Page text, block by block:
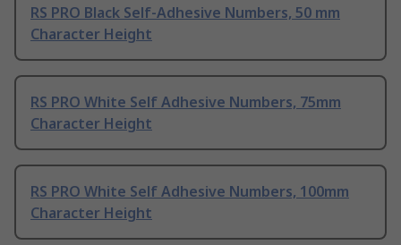
RS PRO Black Self-Adhesive Numbers, 50 mm
Character Height
RS PRO White Self Adhesive Numbers, 75mm
Character Height
RS PRO White Self Adhesive Numbers, 100mm
Character Height